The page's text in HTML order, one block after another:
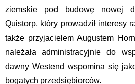
ziemskie pod budowę nowej
Quistorp, który prowadził interesy
także przyjacielem Augustem
należała administracyjnie do
dawny Westend wspomina się
bogatych przedsiębiorców.